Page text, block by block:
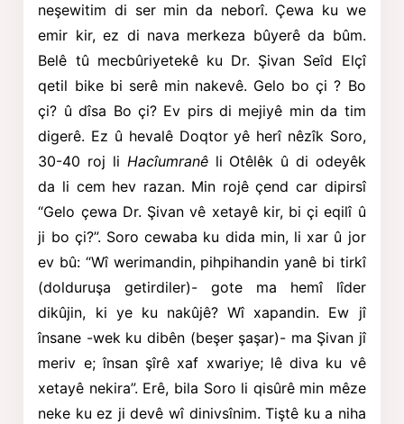
neşewitim di ser min da neborî. Çewa ku we
emir kir, ez di nava merkeza bûyerê da bûm.
Belê tû mecbûriyetekê ku Dr. Şivan Seîd Elçî
qetil bike bi serê min nakevê. Gelo bo çi ? Bo
çi? û dîsa Bo çi? Ev pirs di mejiyê min da tim
digerê. Ez û hevalê Doqtor yê herî nêzîk Soro,
30-40 roj li Hacîumranê li Otêlêk û di odeyêk
da li cem hev razan. Min rojê çend car dipirsî
“Gelo çewa Dr. Şivan vê xetayê kir, bi çi eqilî û
ji bo çi?”. Soro cewaba ku dida min, li xar û jor
ev bû: “Wî werimandin, pihpihandin yanê bi tirkî
(dolduruşa getirdiler)- gote ma hemî lîder
dikûjin, ki ye ku nakûjê? Wî xapandin. Ew jî
însane -wek ku dibên (beşer şaşar)- ma Şivan jî
meriv e; însan şîrê xaf xwariye; lê diva ku vê
xetayê nekira”. Erê, bila Soro li qisûrê min mêze
neke ku ez ji devê wî dinivsînim. Tiştê ku a niha